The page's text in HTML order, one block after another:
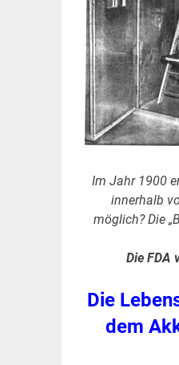
Im Jahr 1900
innerhalb
möglich? Die
Die FDA
Die
dem